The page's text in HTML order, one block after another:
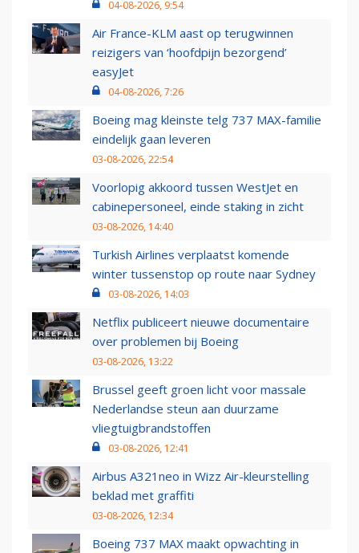
04-08-2026, 9:54
Air France-KLM aast op terugwinnen
reizigers van ‘hoofdpijn bezorgend’
easyJet
04-08-2026, 7:26
Boeing mag kleinste telg 737 MAX-familie
eindelijk gaan leveren
03-08-2026, 22:54
Voorlopig akkoord tussen WestJet en
cabinepersoneel, einde staking in zicht
03-08-2026, 14:40
Turkish Airlines verplaatst komende
winter tussenstop op route naar Sydney
03-08-2026, 14:03
Netflix publiceert nieuwe documentaire
over problemen bij Boeing
03-08-2026, 13:22
Brussel geeft groen licht voor massale
Nederlandse steun aan duurzame
vliegtuigbrandstoffen
03-08-2026, 12:41
Airbus A321neo in Wizz Air-kleurstelling
beklad met graffiti
03-08-2026, 12:34
Boeing 737 MAX maakt opwachting in